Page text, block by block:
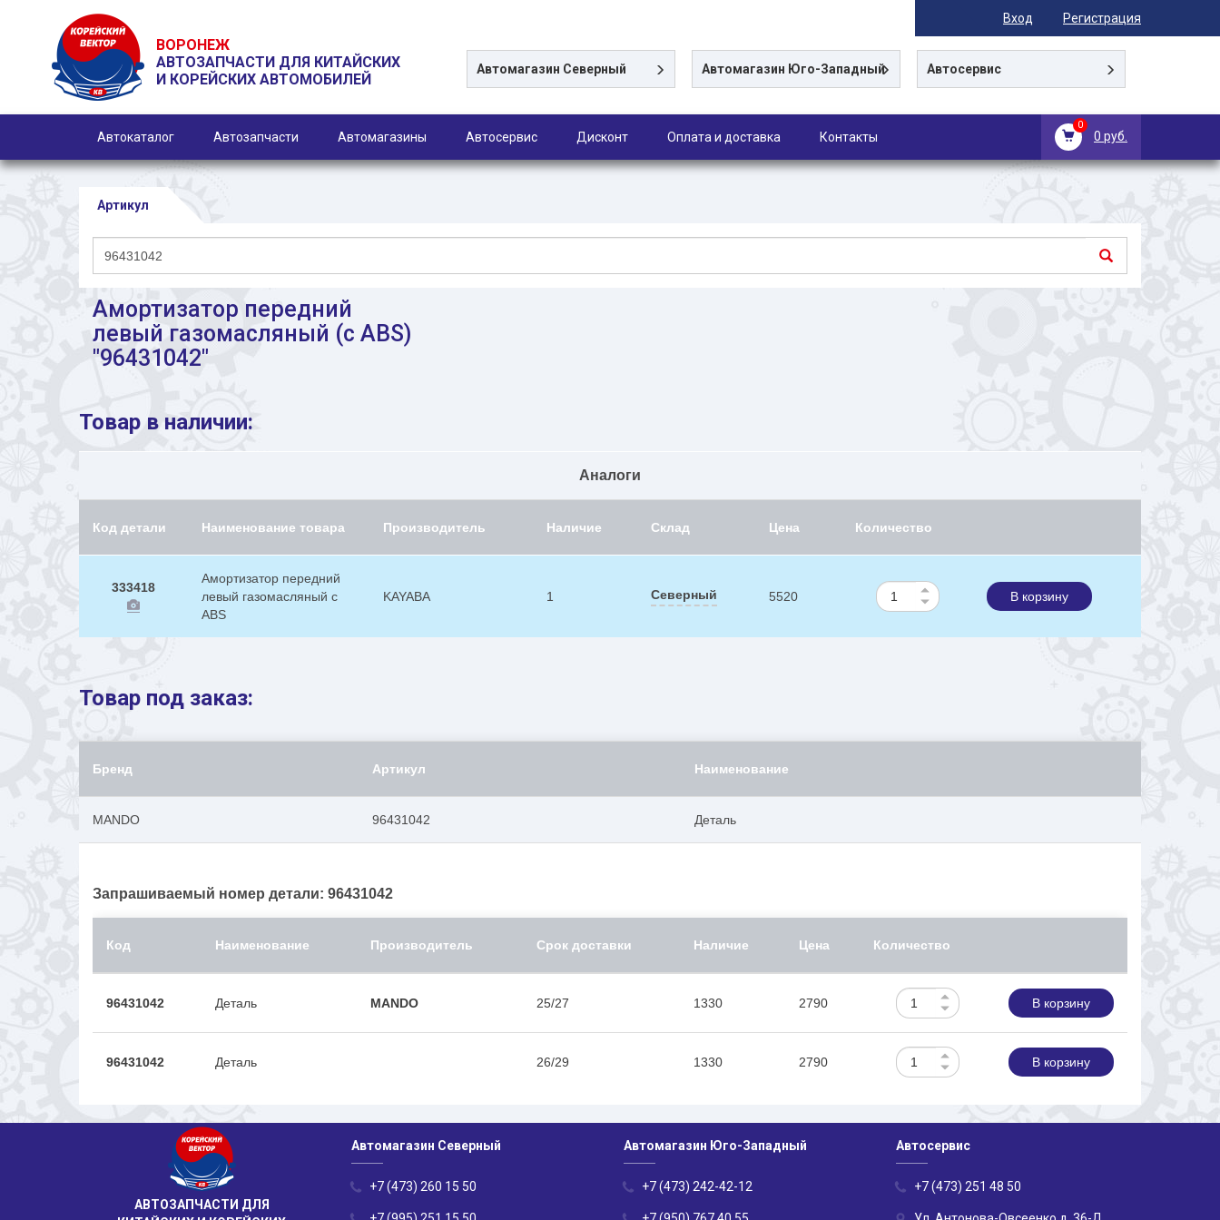
Вход Регистрация
ВОРОНЕЖ
АВТОЗАПЧАСТИ ДЛЯ КИТАЙСКИХ
И КОРЕЙСКИХ АВТОМОБИЛЕЙ
Автомагазин Северный Автомагазин Юго-Западный Автосервис
0
0 руб.
Автокаталог Автозапчасти Автомагазины Автосервис Дисконт Оплата и доставка Контакты
Артикул
Амортизатор передний
левый газомасляный (с ABS)
"96431042"
Товар в наличии:
Аналоги
Код детали Наименование товара Производитель Наличие Склад Цена Количество
333418
Амортизатор передний
левый газомасляный с
ABS
KAYABA 1 Северный 5520 В корзину
Товар под заказ:
Бренд Артикул Наименование
MANDO 96431042 Деталь
Запрашиваемый номер детали: 96431042
Код Наименование Производитель Срок доставки Наличие Цена Количество
96431042 Деталь MANDO 25/27 1330 2790 В корзину
96431042 Деталь 26/29 1330 2790 В корзину
АВТОЗАПЧАСТИ ДЛЯ
Автомагазин Северный
+7 (473) 260 15 50
Автомагазин Юго-Западный
+7 (473) 242-42-12
Автосервис
+7 (473) 251 48 50